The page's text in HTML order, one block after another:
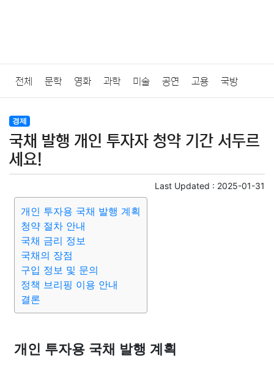
전체 문학 영화 과학 미술 공연 고용 국방
법률
질병 가요 방송 일상 주식 암호화폐 블록체인
미용 증권 인테리어
요리 상품리뷰 원예 금융
대출 자동차
종교 사회 정치 건강
부동산 외국어 교육 교통
경제
국채 발행 개인 투자자 청약 기간 서두르
세요!
Last Updated : 2025-01-31
개인 투자용 국채 발행 계획
청약 절차 안내
국채 금리 정보
국채의 장점
구입 정보 및 문의
정책 브리핑 이용 안내
결론
개인 투자용 국채 발행 계획